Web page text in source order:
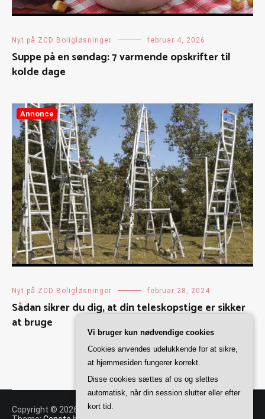
Nyt på ZCD Boligløsninger februar 4, 2026
Suppe på en søndag: 7 varmende opskrifter til
kolde dage
Annonce
Nyt på ZCD Boligløsninger februar 28, 2024
Sådan sikrer du dig, at din teleskopstige er sikker
at bruge
Copyright © 2026 ZCD Boligløsninger
Vi bruger kun nødvendige cookies
Cookies anvendes udelukkende for at sikre,
at hjemmesiden fungerer korrekt.
Disse cookies sættes af os og slettes
automatisk, når din session slutter eller efter
kort tid.